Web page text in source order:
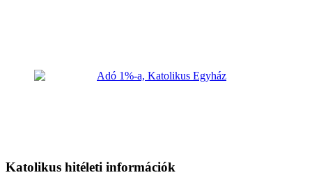
Katolikus hitéleti információk